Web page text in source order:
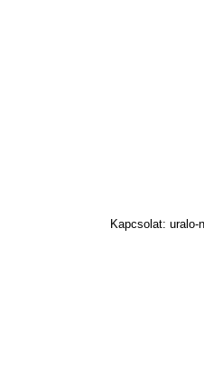
Kapcsolat: uralo-